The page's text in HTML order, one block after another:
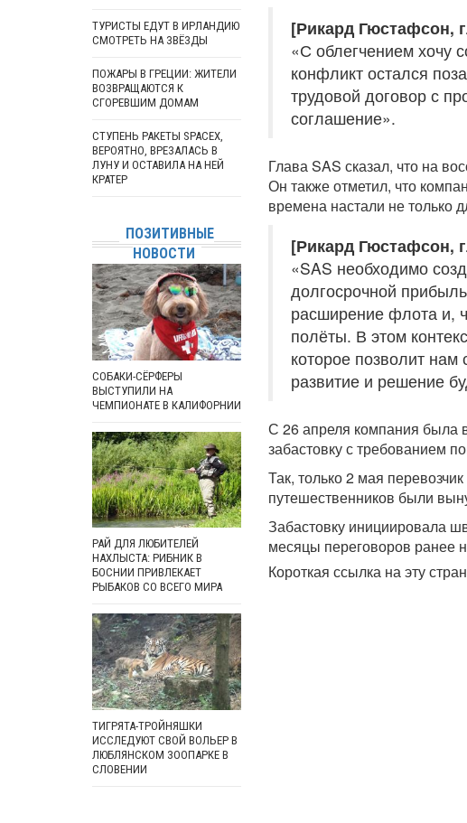
[Рикард Гюстафсон,
«С облегчением хочу
конфликт остался
трудовой договор с
соглашение».
Глава SAS сказал, что на
Он также отметил, что
времена настали не только
[Рикард Гюстафсон,
«SAS необходимо
долгосрочной
расширение флота и,
полёты. В этом
которое позволит нам
развитие и решение
С 26 апреля компания была
забастовку с требованием
Так, только 2 мая
путешественников были
Забастовку инициировала
месяцы переговоров ранее
Короткая ссылка на эту
ТУРИСТЫ ЕДУТ В ИРЛАНДИЮ
СМОТРЕТЬ НА ЗВЁЗДЫ
ПОЖАРЫ В ГРЕЦИИ: ЖИТЕЛИ
ВОЗВРАЩАЮТСЯ К
СГОРЕВШИМ ДОМАМ
СТУПЕНЬ РАКЕТЫ SPACEX,
ВЕРОЯТНО, ВРЕЗАЛАСЬ В
ЛУНУ И ОСТАВИЛА НА НЕЙ
КРАТЕР
ПОЗИТИВНЫЕ
НОВОСТИ
СОБАКИ-СЁРФЕРЫ
ВЫСТУПИЛИ НА
ЧЕМПИОНАТЕ В КАЛИФОРНИИ
РАЙ ДЛЯ ЛЮБИТЕЛЕЙ
НАХЛЫСТА: РИБНИК В
БОСНИИ ПРИВЛЕКАЕТ
РЫБАКОВ СО ВСЕГО МИРА
ТИГРЯТА-ТРОЙНЯШКИ
ИССЛЕДУЮТ СВОЙ ВОЛЬЕР В
ЛЮБЛЯНСКОМ ЗООПАРКЕ В
СЛОВЕНИИ